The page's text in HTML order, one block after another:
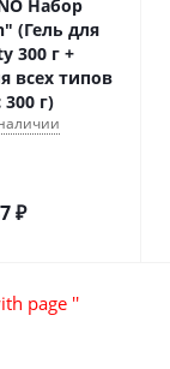
Набор
(Гель для
300 г +
всех типов
г)
₽
page ''